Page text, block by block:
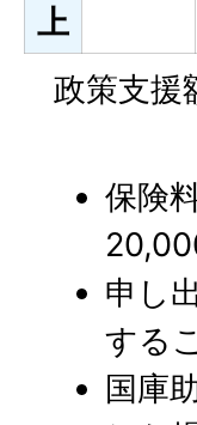
上
政策支援
保険
申し
する
国庫